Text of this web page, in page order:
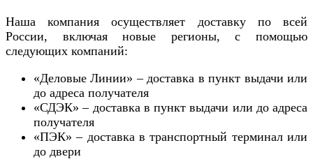
Наша компания осуществляет доставку по всей
России, включая новые регионы, с помощью
следующих компаний:
«Деловые Линии» – доставка в пункт выдачи или
до адреса получателя
«СДЭК» – доставка в пункт выдачи или до адреса
получателя
«ПЭК» – доставка в транспортный терминал или
до двери